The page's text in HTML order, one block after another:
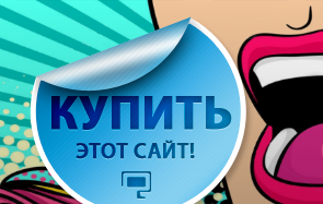
Перейти
к
содержимому